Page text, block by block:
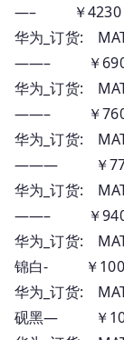
—– ￥4230
华为_订货:
——– ￥6900
华为_订货:
——– ￥7600
华为_订货:
——— ￥
华为_订货:
——– ￥9400
华为_订货:
锦白- ￥
华为_订货:
砚黑— ￥